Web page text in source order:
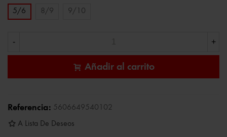
5/6
8/9 9/10
- +
Añadir al carrito
Referencia: 5606649540102
A Lista De Deseos